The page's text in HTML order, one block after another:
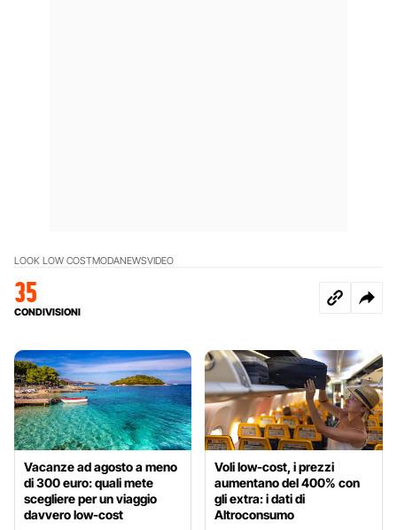
LOOK LOW COSTMODANEWSVIDEO
35
CONDIVISIONI
Vacanze ad agosto a meno
di 300 euro: quali mete
scegliere per un viaggio
davvero low-cost
Voli low-cost, i prezzi
aumentano del 400% con
gli extra: i dati di
Altroconsumo